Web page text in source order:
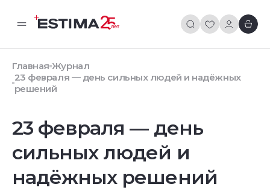
Главная Журнал
23 февраля — день сильных людей и надёжных
решений
23 февраля — день
сильных людей и
надёжных решений